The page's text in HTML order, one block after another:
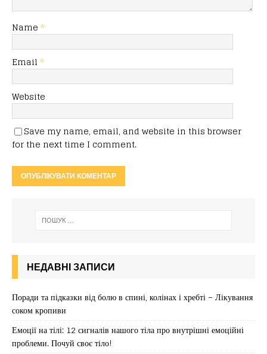
Name *
Email *
Website
Save my name, email, and website in this browser
for the next time I comment.
НЕДАВНІ ЗАПИСИ
Поради та підказки від болю в спині, колінах і хребті – Лікування
соком кропиви
Емоції на тілі: 12 сигналів нашого тіла про внутрішні емоційні
проблеми. Почуй своє тіло!